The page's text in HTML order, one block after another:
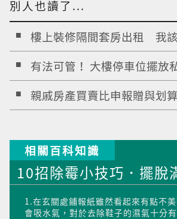
別人也讀了...
樓上裝修隔間套房出租 我
有法可管！ 大樓停車位擺放
親戚房產買賣比申報贈與划算
相關百科知識
10招除霉小技巧．擺脫
1.在玄關處鋪報紙雖然看起來有點不
會吸水氣，對於去除鞋子的濕氣十分